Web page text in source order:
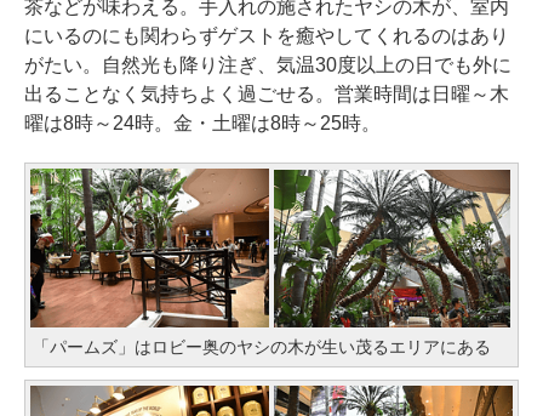
茶などが味わえる。手入れの施されたヤシの木が、室内
にいるのにも関わらずゲストを癒やしてくれるのはあり
がたい。自然光も降り注ぎ、気温30度以上の日でも外に
出ることなく気持ちよく過ごせる。営業時間は日曜～木
曜は8時～24時。金・土曜は8時～25時。
「パームズ」はロビー奥のヤシの木が生い茂るエリアにある